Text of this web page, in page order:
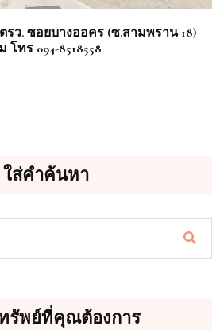
รว. ซอยบางออคร (ซ.สามพราน 18)
ทร 094-8518558
ใส่คำค้นหา
รัพย์ที่คุณต้องการ